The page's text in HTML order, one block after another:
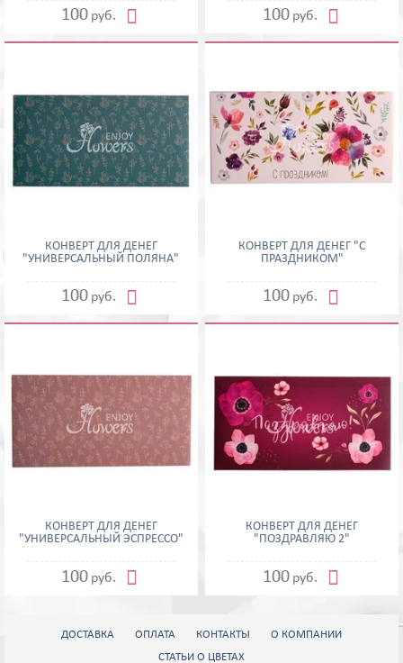
100 руб.  100 руб. 
КОНВЕРТ ДЛЯ ДЕНЕГ
"УНИВЕРСАЛЬНЫЙ ПОЛЯНА"
100 руб. 
КОНВЕРТ ДЛЯ ДЕНЕГ "С
ПРАЗДНИКОМ"
100 руб. 
КОНВЕРТ ДЛЯ ДЕНЕГ
"УНИВЕРСАЛЬНЫЙ ЭСПРЕССО"
100 руб. 
КОНВЕРТ ДЛЯ ДЕНЕГ
"ПОЗДРАВЛЯЮ 2"
100 руб. 
ДОСТАВКА ОПЛАТА КОНТАКТЫ
О КОМПАНИИ
СТАТЬИ О ЦВЕТАХ